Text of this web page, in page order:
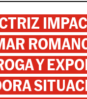
Y